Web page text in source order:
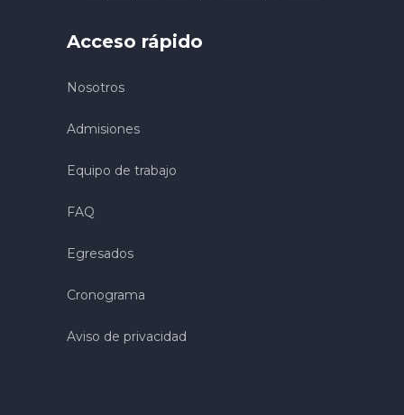
Acceso rápido
Nosotros
Admisiones
Equipo de trabajo
FAQ
Egresados
Cronograma
Aviso de privacidad